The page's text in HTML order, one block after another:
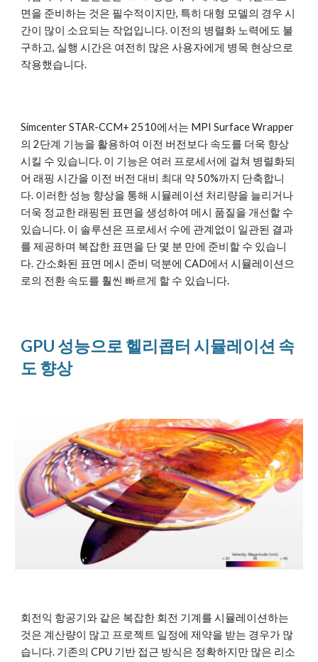
면을 준비하는 것은 필수적이지만, 특히 대형 모델의 경우 시
간이 많이 소요되는 작업입니다. 이전의 병렬화 노력에도 불
구하고, 실행 시간은 여전히 ​​많은 사용자에게 병목 현상으로
작용했습니다.
Simcenter STAR-CCM+ 2510에서는 MPI Surface Wrapper
의 2단계 기능을 활용하여 이전 버전보다 속도를 더욱 향상
시킬 수 있습니다. 이 기능은 여러 프로세서에 걸쳐 병렬화되
어 래핑 시간을 이전 버전 대비 최대 약 50%까지 단축합니
다. 이러한 성능 향상을 통해 시뮬레이션 처리량을 늘리거나
더욱 정교한 래핑된 표면을 생성하여 메시 품질을 개선할 수
있습니다. 이 솔루션은 프로세서 수에 관계없이 일관된 결과
를 제공하며 복잡한 표면을 단 몇 분 만에 준비할 수 있습니
다. 간소화된 표면 메시 준비 덕분에 CAD에서 시뮬레이션으
로의 전환 속도를 훨씬 빠르게 할 수 있습니다.
GPU 성능으로 헬리콥터 시뮬레이션 속
도 향상
회전익 항공기와 같은 복잡한 회전 기계를 시뮬레이션하는
것은 계산량이 많고 프로젝트 일정에 제약을 받는 경우가 많
습니다. 기존의 CPU 기반 접근 방식은 정확하지만 많은 리소